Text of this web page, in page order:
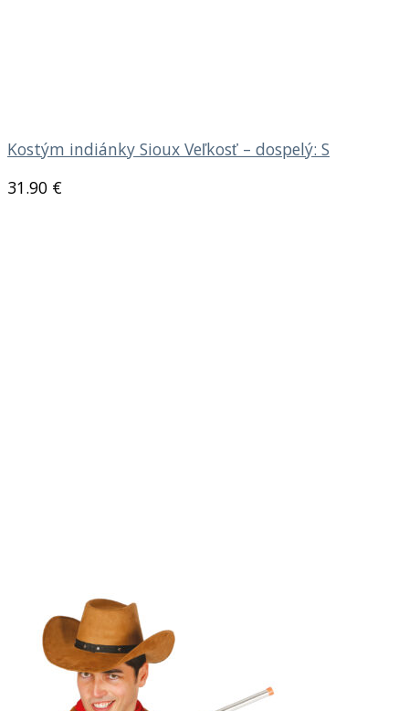
Kostým indiánky Sioux Veľkosť – dospelý: S
31.90 €